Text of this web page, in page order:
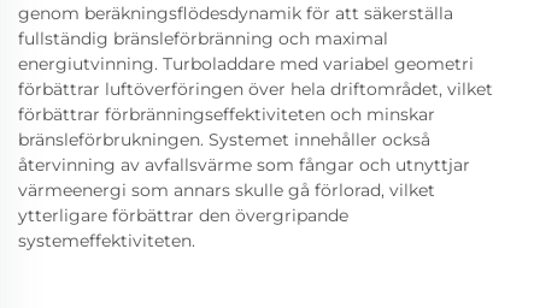
genom beräkningsflödesdynamik för att säkerställa
fullständig bränsleförbränning och maximal
energiutvinning. Turboladdare med variabel geometri
förbättrar luftöverföringen över hela driftområdet, vilket
förbättrar förbränningseffektiviteten och minskar
bränsleförbrukningen. Systemet innehåller också
återvinning av avfallsvärme som fångar och utnyttjar
värmeenergi som annars skulle gå förlorad, vilket
ytterligare förbättrar den övergripande
systemeffektiviteten.